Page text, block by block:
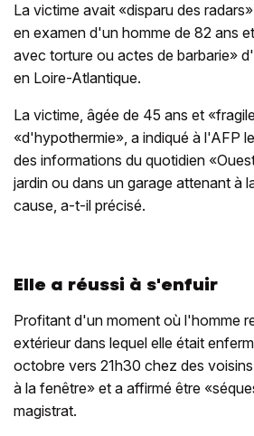
La victime avait «disparu des
en examen d'un homme de 82 ans
avec torture ou actes de barbarie»
en Loire-Atlantique.
La victime, âgée de 45 ans et
«d'hypothermie», a indiqué à l'AFP
des informations du quotidien
jardin ou dans un garage attenant à
cause, a-t-il précisé.
Elle a réussi à s'enfuir
Profitant d'un moment où l'homme
extérieur dans lequel elle était
octobre vers 21h30 chez des
à la fenêtre» et a affirmé être
magistrat.